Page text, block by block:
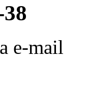
e-mail